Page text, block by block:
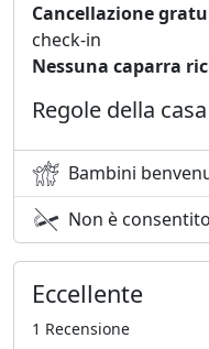
Cancellazione
check-in
Nessuna caparra
Regole della casa
Bambini
Non è
Eccellente
1 Recensione